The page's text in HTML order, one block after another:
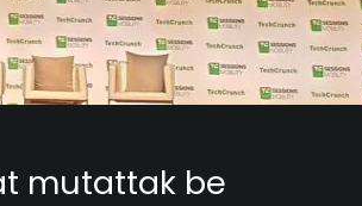
mutattak be